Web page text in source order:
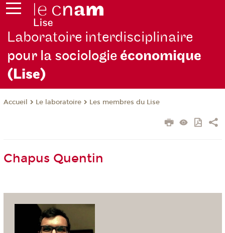
Laboratoire interdisciplinaire
pour la sociologieéconomique
(Lise)
Accueil Le laboratoire Les membres du Lise
Chapus Quentin